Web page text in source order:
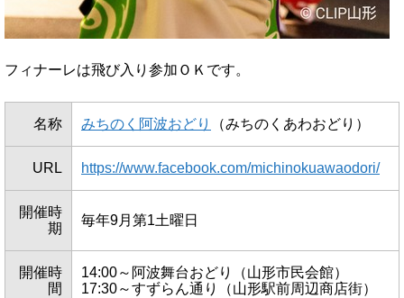
フィナーレは飛び入り参加ＯＫです。
名称 みちのく阿波おどり （みちのくあわおどり）
URL https://www.facebook.com/michinokuawaodori/
開催時
期
毎年9月第1土曜日
開催時
間
14:00～阿波舞台おどり（山形市民会館）
17:30～すずらん通り（山形駅前周辺商店街）